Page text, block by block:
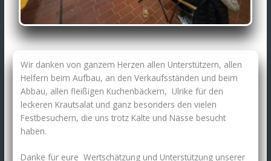
Wir danken von ganzem Herzen allen Unterstützern, allen
Helfern beim Aufbau, an den Verkaufsständen und beim
Abbau, allen fleißigen Kuchenbäckern, Ulrike für den
leckeren Krautsalat und ganz besonders den vielen
Festbesuchern, die uns trotz Kälte und Nässe besucht
haben.
Danke für eure Wertschätzung und Unterstützung unserer